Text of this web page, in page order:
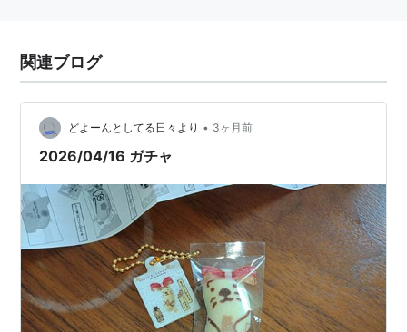
関連ブログ
どよーんとしてる日々より • 3ヶ月前
2026/04/16 ガチャ